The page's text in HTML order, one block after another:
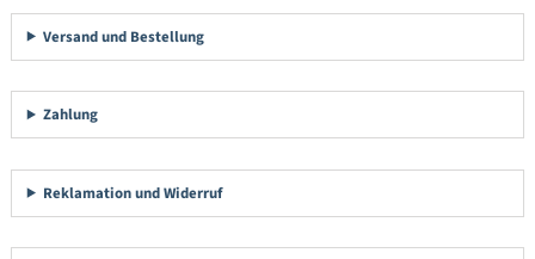
Versand und Bestellung
Zahlung
Reklamation und Widerruf